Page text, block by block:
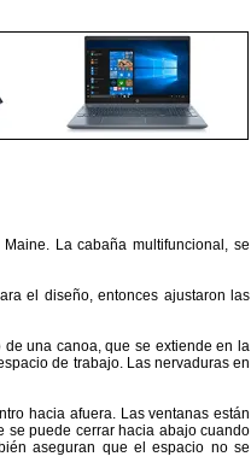
La cabaña multifuncional, se
el diseño, entonces ajustaron las
una canoa, que se extiende en la
de trabajo. Las nervaduras en
hacia afuera. Las ventanas están
se puede cerrar hacia abajo cuando
aseguran que el espacio no se